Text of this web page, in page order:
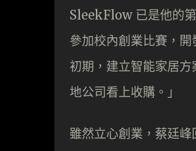
SleekFlow 已是他的
參加校內創業比賽，
初期，建立智能家居
地公司看上收購。」
雖然立心創業，蔡廷